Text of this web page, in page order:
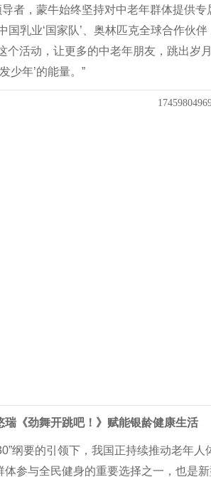
者，蒙牛始终坚持对中老年群体提供
国乳业‘国家队’、奥林匹克全球合作伙
个活动，让更多的中老年朋友，跳出岁
少年’的能量。”
瑞《劲舞开跳吧！》赋能银龄健康生活
纲要的引领下，我国正持续推动老年
参与全民健身的重要选择之一，也是